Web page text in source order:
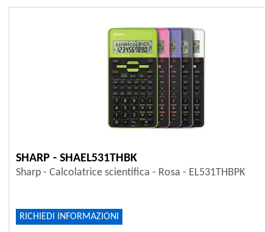
SHARP - SHAEL531THBK
Sharp - Calcolatrice scientifica - Rosa - EL531THBPK
RICHIEDI INFORMAZIONI